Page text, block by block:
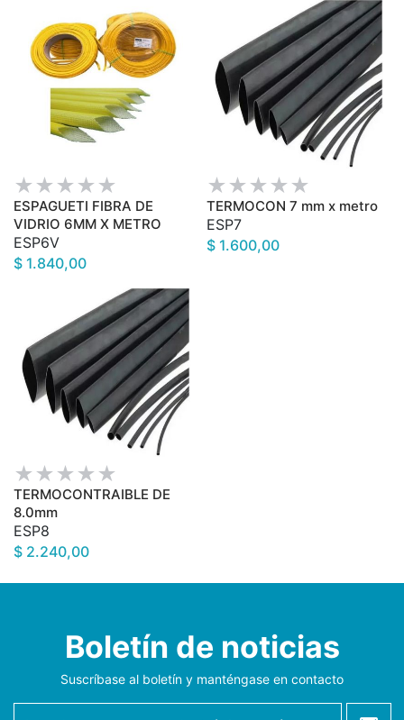
ESPAGUETI FIBRA DE
VIDRIO 6MM X METRO
ESP6V
$ 1.840,00
TERMOCON 7 mm x metro
ESP7
$ 1.600,00
TERMOCONTRAIBLE DE
8.0mm
ESP8
$ 2.240,00
Boletín de noticias
Suscríbase al boletín y manténgase en contacto